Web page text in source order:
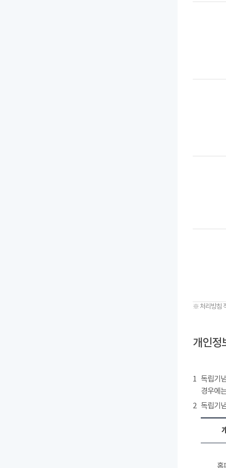
※ 처리방침
개인정
1 독립기
경우에
2 독립기
홈